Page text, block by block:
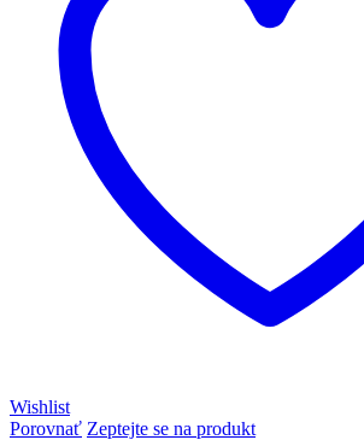
Wishlist
Porovnať Zeptejte se na produkt